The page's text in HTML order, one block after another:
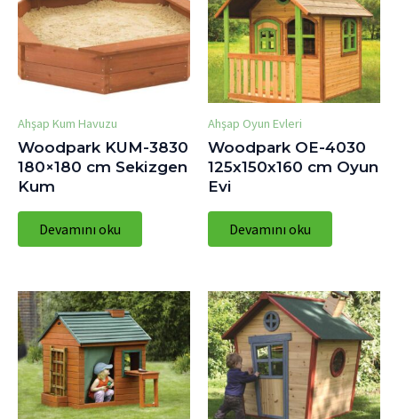
Ahşap Kum Havuzu
Woodpark KUM-3830
180×180 cm Sekizgen
Kum
Devamını oku
Ahşap Oyun Evleri
Woodpark OE-4030
125x150x160 cm Oyun
Evi
Devamını oku